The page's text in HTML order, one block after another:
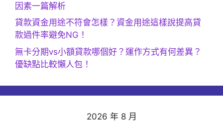
因素一篇解析
貸款資金用途不符會怎樣？資金用途這樣說提高貸
款過件率避免NG！
無卡分期vs小額貸款哪個好？運作方式有何差異？
優缺點比較懶人包！
2026 年 8 月